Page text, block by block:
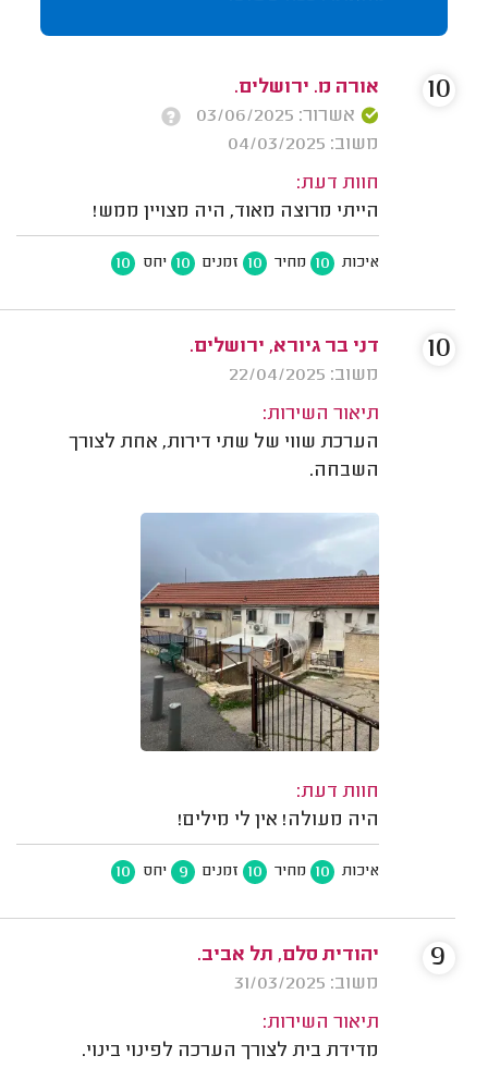
אורה מ. ירושלים.
אשרור: 03/06/2025
משוב: 04/03/2025
חוות דעת:
הייתי מרוצה מאוד, היה מצויין ממש!
איכות 10 מחיר 10 זמנים 10 יחס 10
10
דני בר גיורא, ירושלים.
משוב: 22/04/2025
תיאור השירות:
הערכת שווי של שתי דירות, אחת לצורך
השבחה.
חוות דעת:
היה מעולה! אין לי מילים!
איכות 10 מחיר 10 זמנים 9 יחס 10
10
יהודית סלם, תל אביב.
משוב: 31/03/2025
תיאור השירות:
מדידת בית לצורך הערכה לפינוי בינוי.
9